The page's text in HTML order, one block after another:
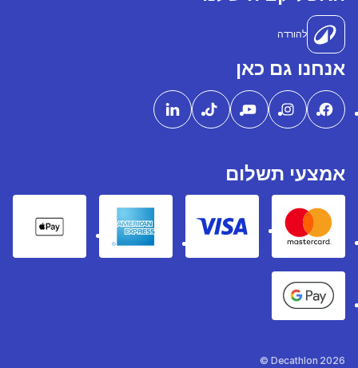
להורדה
אנחנו גם כאן
אמצעי תשלום
Mastercard
Visa
American express
Pay
Google Pay
Decathlon 2026 ©